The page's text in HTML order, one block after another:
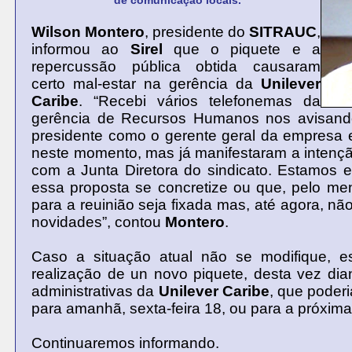
Wilson Montero, presidente do SITRAUC,
informou ao Sirel
que o piquete e a
repercussão pública obtida causaram
certo mal-estar na gerência da Unilever
Caribe. “Recebi vários telefonemas da
gerência de Recursos Humanos nos
presidente como o gerente geral da empresa
neste momento, mas já manifestaram a
com a Junta Diretora do sindicato. Estamos
essa proposta se concretize ou que, pelo
para a reuinião seja fixada mas, até agora,
novidades”, contou Montero.
Caso a situação atual não se modifique,
realização de un novo piquete, desta vez
administrativas da Unilever Caribe, que
para amanhã, sexta-feira 18, ou para a
Continuaremos informando.